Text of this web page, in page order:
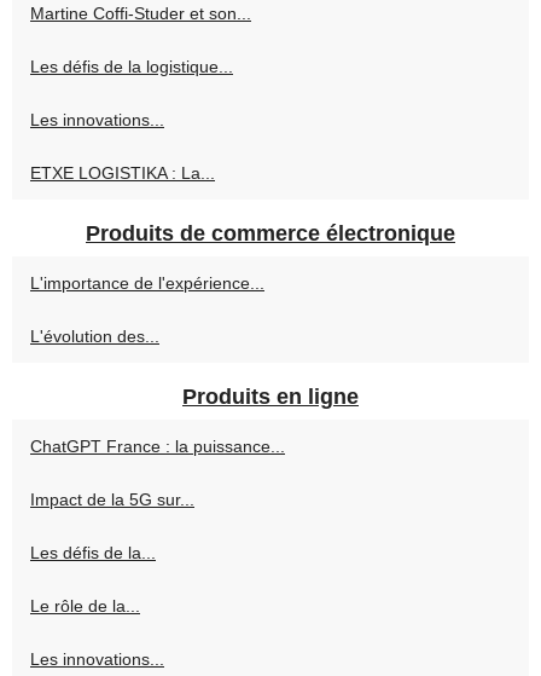
Martine Coffi-Studer et son...
Les défis de la logistique...
Les innovations...
ETXE LOGISTIKA : La...
Produits de commerce électronique
L'importance de l'expérience...
L'évolution des...
Produits en ligne
ChatGPT France : la puissance...
Impact de la 5G sur...
Les défis de la...
Le rôle de la...
Les innovations...